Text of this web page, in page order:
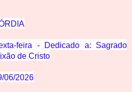
feira - Dedicado a: Sagrado
de Cristo
06/2026